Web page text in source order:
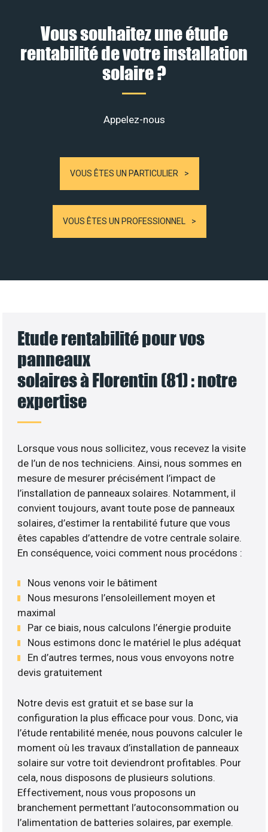
Vous souhaitez une étude
rentabilité de votre installation
solaire ?
Appelez-nous
VOUS ÊTES UN PARTICULIER
VOUS ÊTES UN PROFESSIONNEL
Etude rentabilité pour vos
panneaux
solaires à Florentin (81) : notre
expertise
Lorsque vous nous sollicitez, vous recevez la visite
de l’un de nos techniciens. Ainsi, nous sommes en
mesure de mesurer précisément l’impact de
l’installation de panneaux solaires. Notamment, il
convient toujours, avant toute pose de panneaux
solaires, d’estimer la rentabilité future que vous
êtes capables d’attendre de votre centrale solaire.
En conséquence, voici comment nous procédons :
Nous venons voir le bâtiment
Nous mesurons l’ensoleillement moyen et
maximal
Par ce biais, nous calculons l’énergie produite
Nous estimons donc le matériel le plus adéquat
En d’autres termes, nous vous envoyons notre
devis gratuitement
Notre devis est gratuit et se base sur la
configuration la plus efficace pour vous. Donc, via
l’étude rentabilité menée, nous pouvons calculer le
moment où les travaux d’installation de panneaux
solaire sur votre toit deviendront profitables. Pour
cela, nous disposons de plusieurs solutions.
Effectivement, nous vous proposons un
branchement permettant l’autoconsommation ou
l’alimentation de batteries solaires, par exemple.